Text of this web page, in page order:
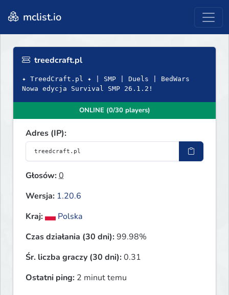
mclist.io
treedcraft.pl
✦ TreedCraft.pl ✦ | SMP | Duels | BedWars
Nowa edycja Survival SMP 26.1.2!
ONLINE (0/30 players)
Adres (IP):
Głosów:0
Wersja: 1.20.6
Kraj:
Polska
Czas działania (30 dni):99.98%
Śr. liczba graczy (30 dni):0.31
Ostatni ping: 2 minut temu